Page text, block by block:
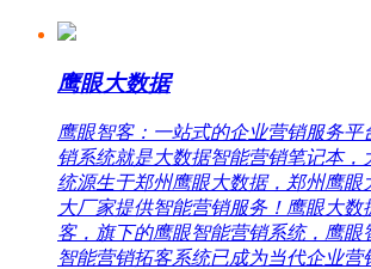
鹰眼大数据
鹰眼智客：一站式的企业营销服务平
销系统就是大数据智能营销笔记本，
统源生于郑州鹰眼大数据，郑州鹰眼
大厂家提供智能营销服务！鹰眼大数
客，旗下的鹰眼智能营销系统，鹰眼
智能营销拓客系统已成为当代企业营